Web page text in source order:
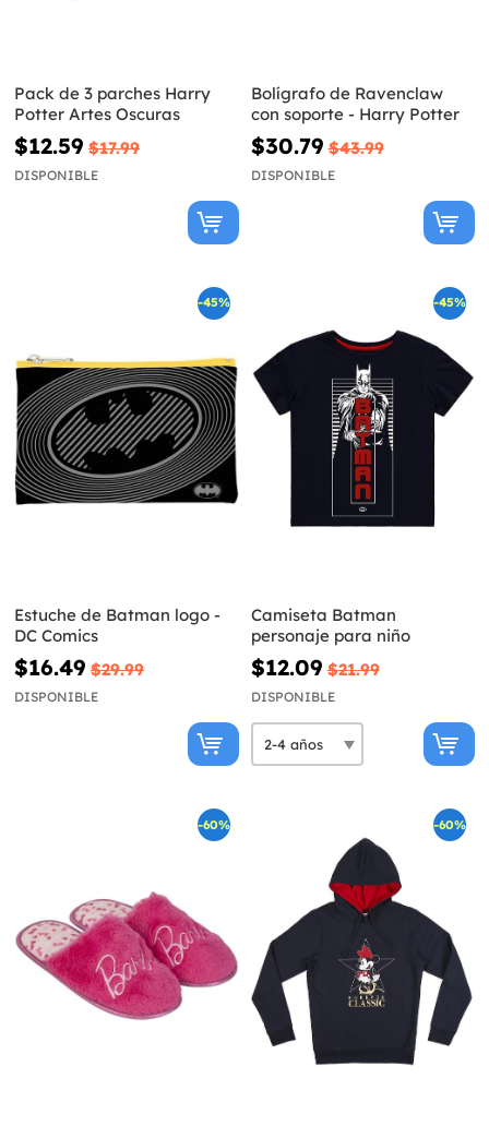
Pack de 3 parches Harry
Potter Artes Oscuras
$12.59 $17.99
DISPONIBLE
Bolígrafo de Ravenclaw
con soporte - Harry Potter
$30.79 $43.99
DISPONIBLE
-45%
Estuche de Batman logo -
DC Comics
$16.49 $29.99
DISPONIBLE
-45%
Camiseta Batman
personaje para niño
$12.09 $21.99
DISPONIBLE
-60% -60%